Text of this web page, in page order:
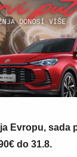
Evropu, sada
do 31.8.